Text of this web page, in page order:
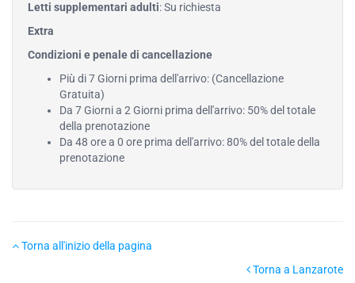
Letti supplementari adulti: Su richiesta
Extra
Condizioni e penale di cancellazione
Più di 7 Giorni prima dell'arrivo: (Cancellazione
Gratuita)
Da 7 Giorni a 2 Giorni prima dell'arrivo: 50% del totale
della prenotazione
Da 48 ore a 0 ore prima dell'arrivo: 80% del totale della
prenotazione
Torna all'inizio della pagina
Torna a Lanzarote